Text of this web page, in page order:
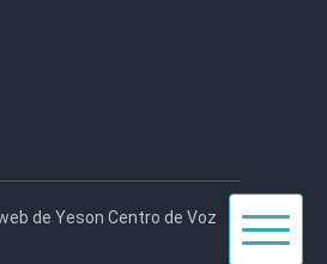
de Yeson Centro de Voz
Toggle